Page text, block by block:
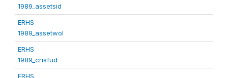
1989_assetsid
ERHS
1989_assetwol
ERHS
1989_crisfud
ERHS